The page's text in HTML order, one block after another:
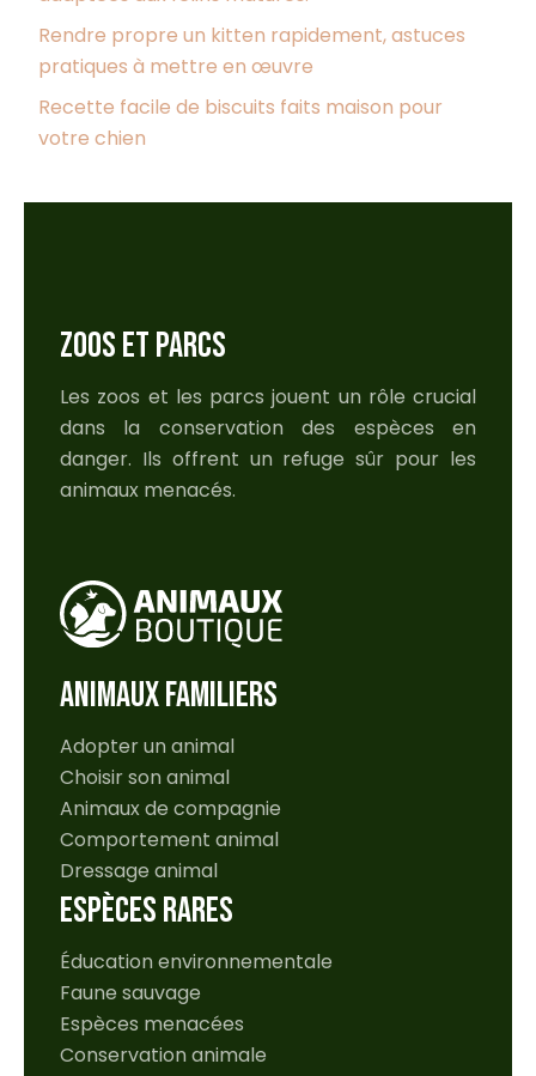
Rendre propre un kitten rapidement, astuces
pratiques à mettre en œuvre
Recette facile de biscuits faits maison pour
votre chien
ZOOS ET PARCS
Les zoos et les parcs jouent un rôle crucial
dans la conservation des espèces en
danger. Ils offrent un refuge sûr pour les
animaux menacés.
ANIMAUX FAMILIERS
Adopter un animal
Choisir son animal
Animaux de compagnie
Comportement animal
Dressage animal
ESPÈCES RARES
Éducation environnementale
Faune sauvage
Espèces menacées
Conservation animale